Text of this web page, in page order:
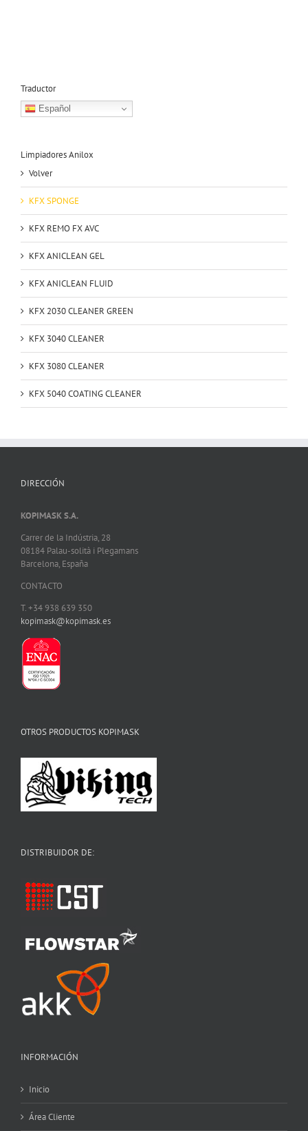
Traductor
Español
Limpiadores Anilox
Volver
KFX SPONGE
KFX REMO FX AVC
KFX ANICLEAN GEL
KFX ANICLEAN FLUID
KFX 2030 CLEANER GREEN
KFX 3040 CLEANER
KFX 3080 CLEANER
KFX 5040 COATING CLEANER
DIRECCIÓN
KOPIMASK S.A.
Carrer de la Indústria, 28
08184 Palau-solità i Plegamans
Barcelona, España
CONTACTO
T. +34 938 639 350
kopimask@kopimask.es
OTROS PRODUCTOS KOPIMASK
DISTRIBUIDOR DE:
INFORMACIÓN
Inicio
Área Cliente